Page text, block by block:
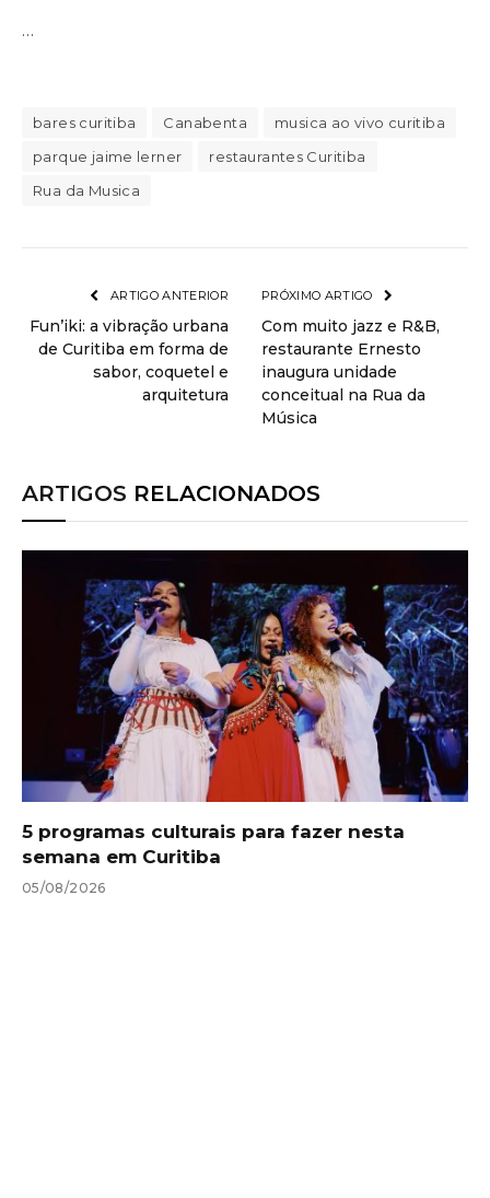
…
bares curitiba Canabenta
musica ao vivo curitiba
parque jaime lerner
restaurantes Curitiba
Rua da Musica
ARTIGO ANTERIOR
Fun’iki: a vibração urbana
de Curitiba em forma de
sabor, coquetel e
arquitetura
PRÓXIMO ARTIGO
Com muito jazz e R&B,
restaurante Ernesto
inaugura unidade
conceitual na Rua da
Música
ARTIGOS RELACIONADOS
5 programas culturais para fazer nesta
semana em Curitiba
05/08/2026